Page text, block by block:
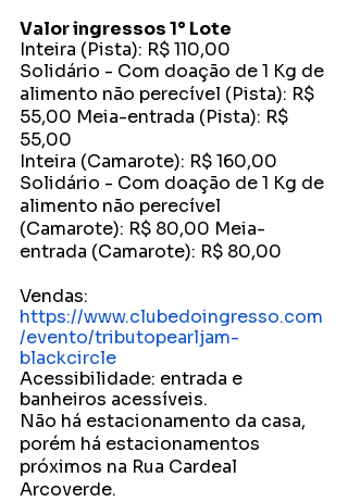
Valor ingressos 1° Lote
Inteira (Pista): R$ 110,00
Solidário - Com doação de 1 Kg de
alimento não perecível (Pista): R$
55,00 Meia-entrada (Pista): R$
55,00
Inteira (Camarote): R$ 160,00
Solidário - Com doação de 1 Kg de
alimento não perecível
(Camarote): R$ 80,00 Meia-
entrada (Camarote): R$ 80,00
Vendas:
https://www.clubedoingresso.com
/evento/tributopearljam-
blackcircle
Acessibilidade: entrada e
banheiros acessíveis.
Não há estacionamento da casa,
porém há estacionamentos
próximos na Rua Cardeal
Arcoverde.